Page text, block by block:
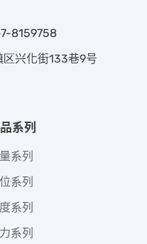
8159758
兴化街133巷9号
系列
系列
系列
系列
系列